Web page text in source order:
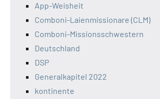
App-Weisheit
Comboni-Laienmissionare (CLM)
Comboni-Missionsschwestern
Deutschland
DSP
Generalkapitel 2022
kontinente